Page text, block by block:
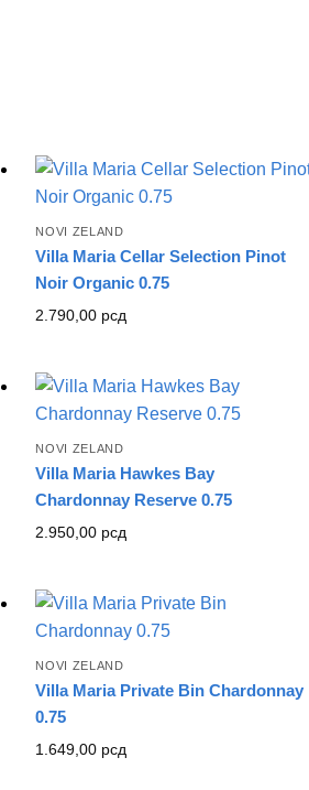
NOVI ZELAND
Villa Maria Cellar Selection Pinot
Noir Organic 0.75
2.790,00 рсд
NOVI ZELAND
Villa Maria Hawkes Bay
Chardonnay Reserve 0.75
2.950,00 рсд
NOVI ZELAND
Villa Maria Private Bin Chardonnay
0.75
1.649,00 рсд